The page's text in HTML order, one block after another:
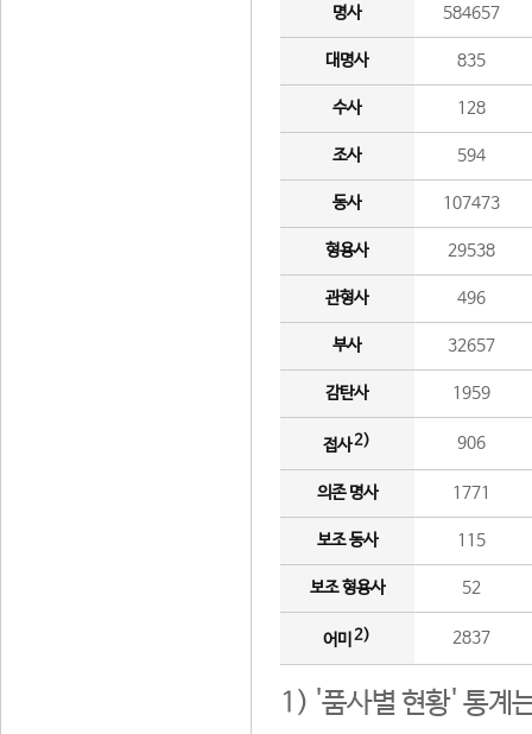
명사 584657
대명사 835
수사 128
조사 594
동사 107473
형용사 29538
관형사 496
부사 32657
감탄사 1959
접사2) 906
의존 명사 1771
보조 동사 115
보조 형용사 52
어미 2) 2837
1) '품사별 현황' 통계